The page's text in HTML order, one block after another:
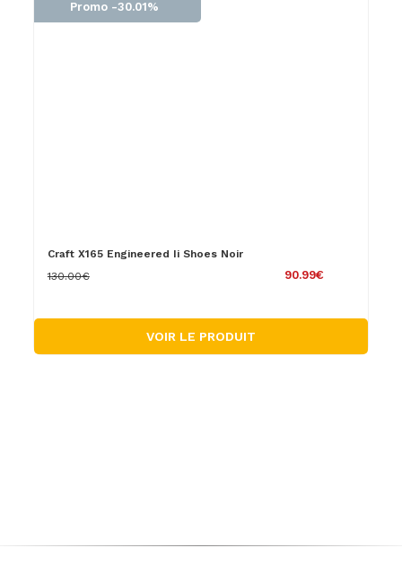
Promo -30.01%
Craft X165 Engineered Ii Shoes Noir
90.99€
130.00€
VOIR LE PRODUIT